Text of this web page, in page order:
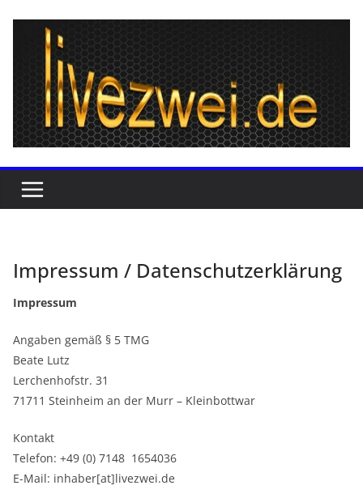
springen
Impressum / Datenschutzerklärung
Impressum
Angaben gemäß § 5 TMG
Beate Lutz
Lerchenhofstr. 31
71711 Steinheim an der Murr – Kleinbottwar
Kontakt
Telefon: +49 (0) 7148 1654036
E-Mail: inhaber[at]livezwei.de